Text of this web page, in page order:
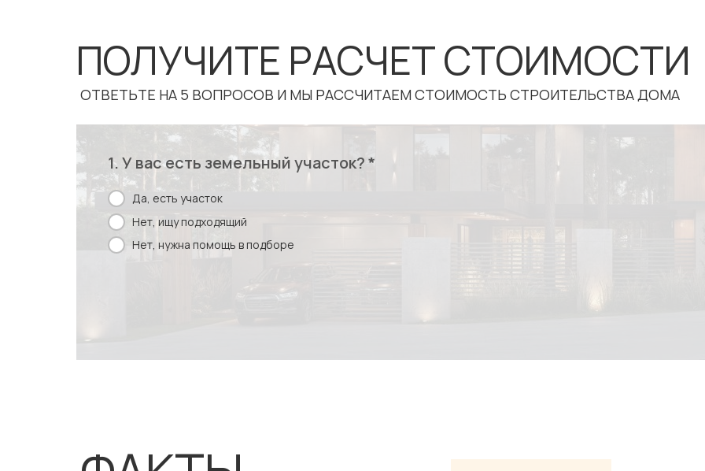
ПОЛУЧИТЕ РАСЧЕТ СТОИМОСТИ
ОТВЕТЬТЕ НА 5 ВОПРОСОВ И МЫ РАССЧИТАЕМ СТОИМОСТЬ СТРОИТЕЛЬСТВА ДОМА
1. У вас есть земельный участок? *
Да, есть участок
Нет, ищу подходящий
Нет, нужна помощь в подборе